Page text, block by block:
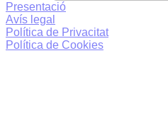
Presentació
Avís legal
Política de Privacitat
Política de Cookies